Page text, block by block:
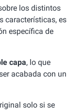
los distintos
características, es
específica de
capa, lo que
acabada con un
solo si se